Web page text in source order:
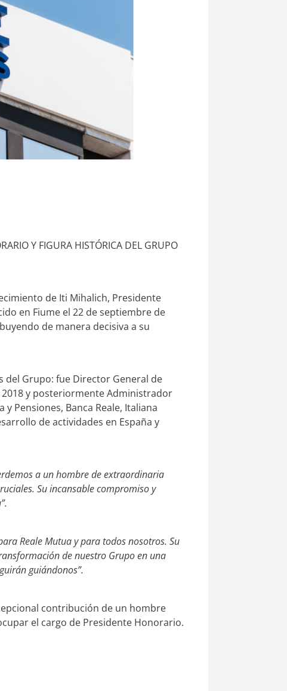
Y FIGURA HISTÓRICA DEL GRUPO
de Iti Mihalich, Presidente
en Fiume el 22 de septiembre de
de manera decisiva a su
del Grupo: fue Director General de
2018 y posteriormente Administrador
Pensiones, Banca Reale, Italiana
de actividades en España y
a un hombre de extraordinaria
Su incansable compromiso y
Reale Mutua y para todos nosotros. Su
de nuestro Grupo en una
guiándonos”.
contribución de un hombre
el cargo de Presidente Honorario.